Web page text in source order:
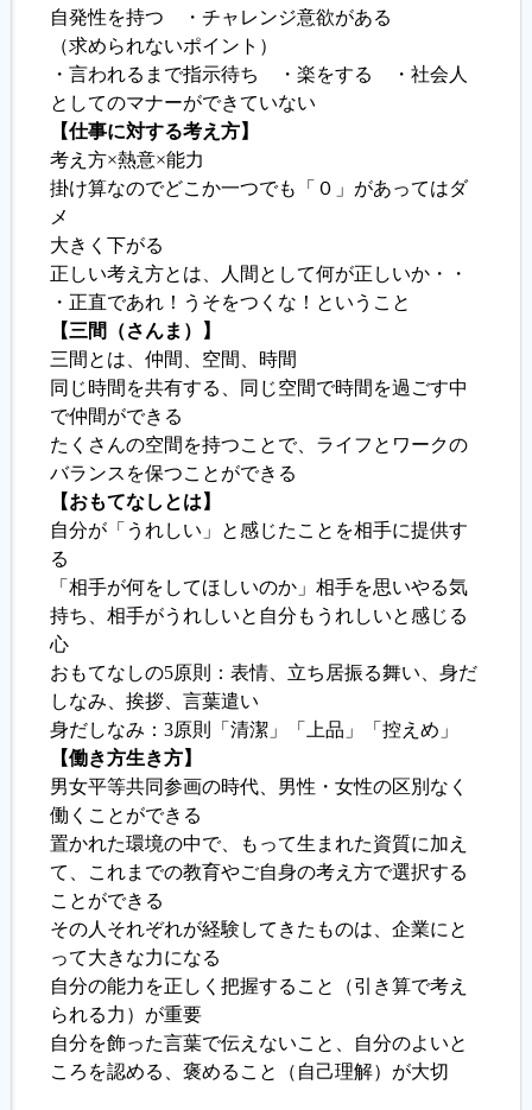
自発性を持つ ・チャレンジ意欲がある
（求められないポイント）
・言われるまで指示待ち ・楽をする ・社会人
としてのマナーができていない
【仕事に対する考え方】
考え方×熱意×能力
掛け算なのでどこか一つでも「０」があってはダ
メ
大きく下がる
正しい考え方とは、人間として何が正しいか・・
・正直であれ！うそをつくな！ということ
【三間（さんま）】
三間とは、仲間、空間、時間
同じ時間を共有する、同じ空間で時間を過ごす中
で仲間ができる
たくさんの空間を持つことで、ライフとワークの
バランスを保つことができる
【おもてなしとは】
自分が「うれしい」と感じたことを相手に提供す
る
「相手が何をしてほしいのか」相手を思いやる気
持ち、相手がうれしいと自分もうれしいと感じる
心
おもてなしの5原則：表情、立ち居振る舞い、身だ
しなみ、挨拶、言葉遣い
身だしなみ：3原則「清潔」「上品」「控えめ」
【働き方生き方】
男女平等共同参画の時代、男性・女性の区別なく
働くことができる
置かれた環境の中で、もって生まれた資質に加え
て、これまでの教育やご自身の考え方で選択する
ことができる
その人それぞれが経験してきたものは、企業にと
って大きな力になる
自分の能力を正しく把握すること（引き算で考え
られる力）が重要
自分を飾った言葉で伝えないこと、自分のよいと
ころを認める、褒めること（自己理解）が大切